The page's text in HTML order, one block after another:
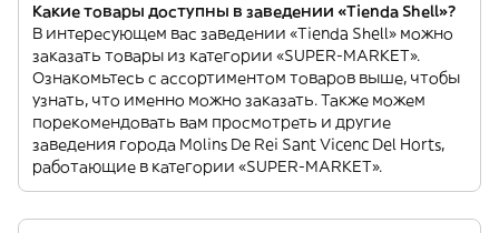
Какие товары доступны в заведении «Tienda Shell»?
В интересующем вас заведении «Tienda Shell» можно
заказать товары из категории «SUPER-MARKET».
Ознакомьтесь с ассортиментом товаров выше, чтобы
узнать, что именно можно заказать. Также можем
порекомендовать вам просмотреть и другие
заведения города Molins De Rei Sant Vicenc Del Horts,
работающие в категории «SUPER-MARKET».